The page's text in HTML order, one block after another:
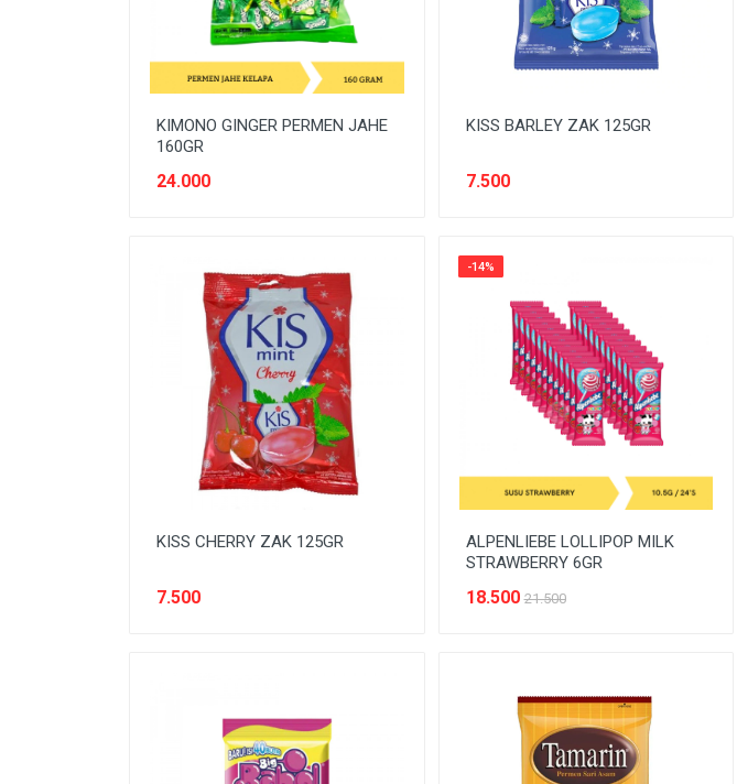
MINYAK GORENG
OBAT
ORAL CARE
PASTA
PENYEGAR
PERAWATAN DAPUR
PERAWATAN PAKAIAN
PERAWATAN RUMAH
PERAWATAN SEPATU & TAS
PERAWAWATAN MOBIL DAN
MOTOR
SNACK MODERN
Tanpa Kategori
KIMONO GINGER PERMEN JAHE
160GR
24.000
KISS BARLEY ZAK 125GR
7.500
KISS CHERRY ZAK 125GR
7.500
-14%
ALPENLIEBE LOLLIPOP MILK
STRAWBERRY 6GR
18.500 21.500